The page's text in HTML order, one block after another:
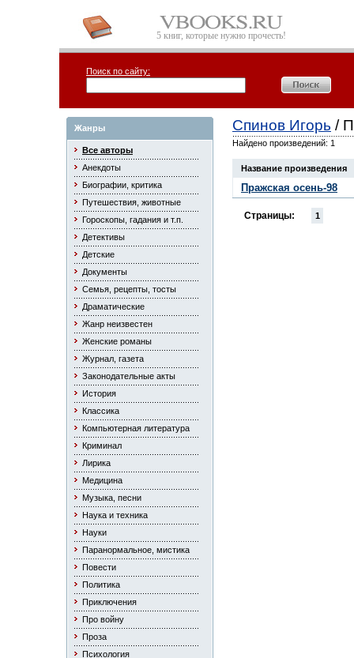
5 книг, которые нужно прочесть!
Поиск по сайту:
Жанры
Все авторы
Анекдоты
Биографии, критика
Путешествия, животные
Гороскопы, гадания и т.п.
Детективы
Детские
Документы
Семья, рецепты, тосты
Драматические
Жанр неизвестен
Женские романы
Журнал, газета
Законодательные акты
История
Классика
Компьютерная литература
Криминал
Лирика
Медицина
Музыка, песни
Наука и техника
Науки
Паранормальное, мистика
Повести
Политика
Приключения
Про войну
Проза
Психология
Спинов Игорь /
Найдено произведений: 1
Название произведения
Пражская осень-98
Страницы: 1